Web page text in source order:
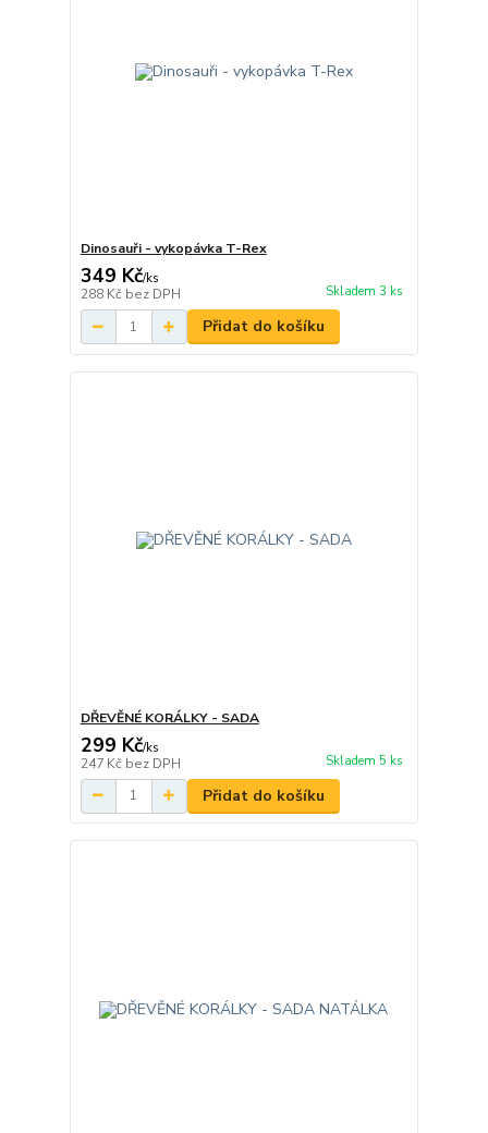
Dinosauři - vykopávka T-Rex
349 Kč/ks
288 Kč bez DPH Skladem 3 ks
Přidat do košíku
DŘEVĚNÉ KORÁLKY - SADA
299 Kč/ks
247 Kč bez DPH Skladem 5 ks
Přidat do košíku